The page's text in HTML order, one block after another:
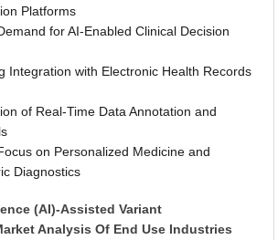
Platforms
for AI-Enabled Clinical Decision
Integration with Electronic Health Records
of Real-Time Data Annotation and
on Personalized Medicine and
Diagnostics
(AI)-Assisted Variant
Analysis Of End Use Industries